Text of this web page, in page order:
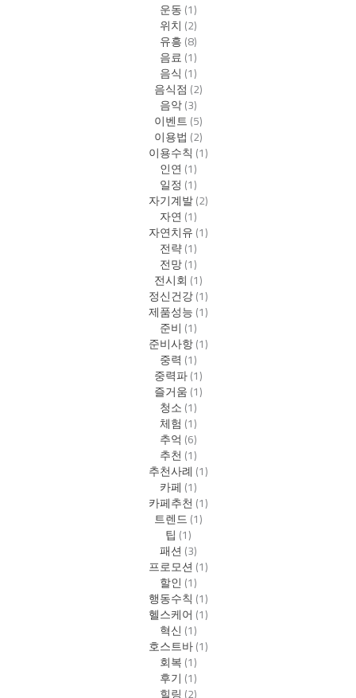
운동(1)
위치 (2)
유흥(8)
음료(1)
음식 (1)
음식점 (2)
음악(3)
이벤트(5)
이용법 (2)
이용수칙 (1)
인연(1)
일정 (1)
자기계발(2)
자연(1)
자연치유(1)
전략(1)
전망(1)
전시회 (1)
정신건강(1)
제품성능(1)
준비 (1)
준비사항(1)
중력 (1)
중력파(1)
즐거움(1)
청소(1)
체험 (1)
추억 (6)
추천(1)
추천사례 (1)
카페 (1)
카페추천(1)
트렌드(1)
팁 (1)
패션(3)
프로모션(1)
할인(1)
행동수칙 (1)
헬스케어 (1)
혁신(1)
호스트바(1)
회복(1)
후기 (1)